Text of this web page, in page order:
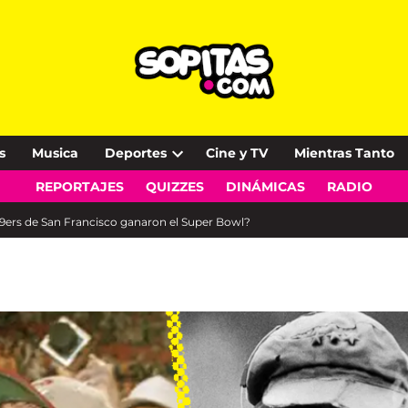
Musica Deportes
Open
dropdown
Cine y TV Mientras Tanto
REPORTAJES QUIZZES DINÁMICAS RADIO
de San Francisco ganaron el Super Bowl?